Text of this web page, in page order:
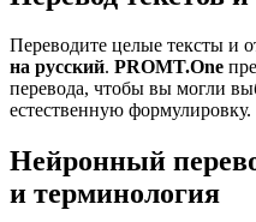
Переводите целые тексты и
на русский. PROMT.One
перевода, чтобы вы могли
естественную формулировку.
Нейронный
и терминология